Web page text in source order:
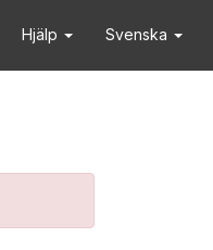
Hjälp Svenska